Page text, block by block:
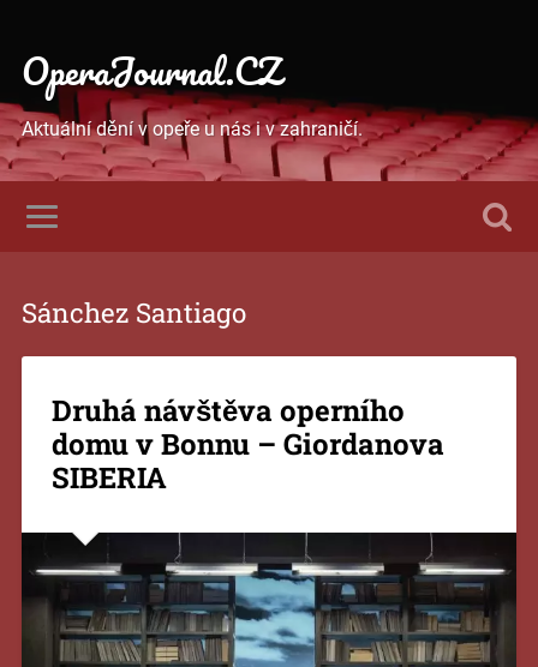
OperaJournal.CZ
Aktuální dění v opeře u nás i v zahraničí.
Sánchez Santiago
Druhá návštěva operního
domu v Bonnu – Giordanova
SIBERIA